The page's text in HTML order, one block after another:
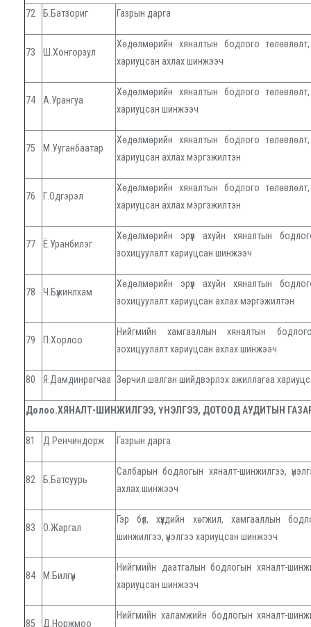
72 Б.Батзориг Газрын дарга
73 Ш.Хонгорзул
Хөдөлмөрийн хяналтын бодлого төлөвлөлт,
хариуцсан ахлах шинжээч
74 А.Урангуа
Хөдөлмөрийн хяналтын бодлого төлөвлөлт,
хариуцсан шинжээч
75 М.Ууганбаатар
Хөдөлмөрийн хяналтын бодлого төлөвлөлт,
хариуцсан ахлах мэргэжилтэн
76 Г.Одгэрэл
Хөдөлмөрийн хяналтын бодлого төлөвлөлт,
хариуцсан ахлах мэргэжилтэн
77 Ё.Уранбилэг
Хөдөлмөрийн эрүүл ахуйн хяналтын
зохицуулалт хариуцсан шинжээч
78 Ч.Бүжинлхам
Хөдөлмөрийн эрүүл ахуйн хяналтын
зохицуулалт хариуцсан ахлах мэргэжилтэн
79 П.Хорлоо
Нийгмийн хамгааллын хяналтын
зохицуулалт хариуцсан ахлах шинжээч
80 Я.Дамдинрагчаа Зөрчил шалган шийдвэрлэх ажиллагаа
Долоо.ХЯНАЛТ-ШИНЖИЛГЭЭ, ҮНЭЛГЭЭ, ДОТООД АУДИТЫН
81 Д.Ренчиндорж Газрын дарга
82 Б.Батсуурь
Салбарын бодлогын хяналт-шинжилгээ,
ахлах шинжээч
83 О.Жаргал
Гэр бүл, хүүхдийн хөгжил, хамгааллын
шинжилгээ, үнэлгээ хариуцсан шинжээч
84 М.Билгүүн
Нийгмийн даатгалын бодлогын хяналт-
хариуцсан шинжээч
85 Д.Норжмоо
Нийгмийн халамжийн бодлогын хяналт-